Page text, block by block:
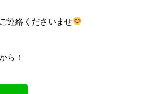
連絡くださいませ
ら！